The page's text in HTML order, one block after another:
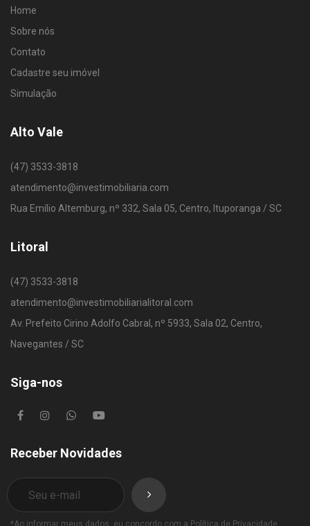
Home
Sobre nós
Contato
Cadastre seu imóvel
Simulação
Alto Vale
(47) 3533-3818
atendimento@investimobiliaria.com
Rua Emílio Altemburg, nº 332, Sala 05, Centro, Ituporanga / SC
Litoral
(47) 3533-3818
atendimento@investimobiliarialitoral.com
Av. Prefeito Cirino Adolfo Cabral, nº 5933, Sala 02, Centro,
Navegantes / SC
Siga-nos
Receber Novidades
*Ao informar meus dados, eu concordo com a Política de Privacidade